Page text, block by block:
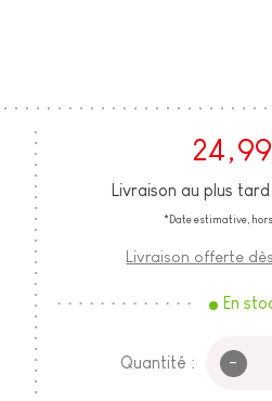
Livraison au plus
*Date estimative,
Livraison offerte
En
Quantité : -